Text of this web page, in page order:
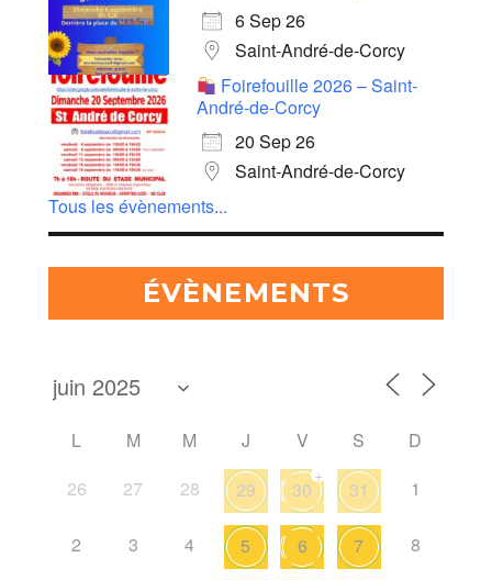
6 Sep 26
Saint-André-de-Corcy
Foirefouille 2026 – Saint-
André-de-Corcy
20 Sep 26
Saint-André-de-Corcy
Tous les évènements...
ÉVÈNEMENTS
L M M J V S
D
26
27 28 29 30
+
31 1
2 3 4 5 6 7 8